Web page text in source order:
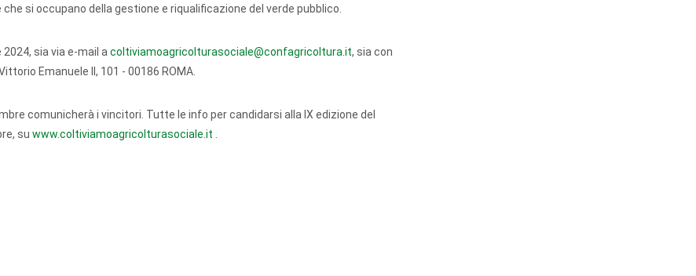
si occupano della gestione e riqualificazione del verde pubblico.
sia via e-mail a coltiviamoagricolturasociale@confagricoltura.it, sia con
Emanuele II, 101 - 00186 ROMA.
comunicherà i vincitori. Tutte le info per candidarsi alla IX edizione del
su www.coltiviamoagricolturasociale.it